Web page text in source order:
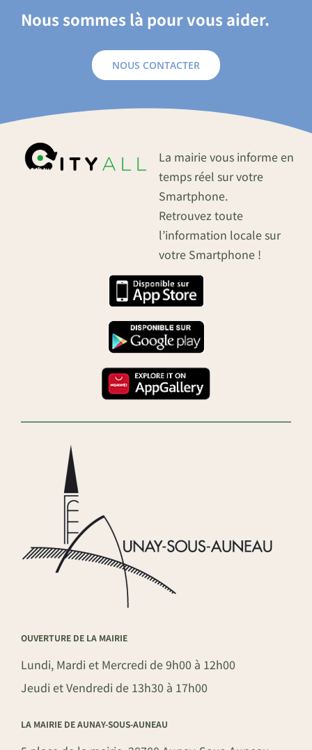
Nous sommes là pour vous aider.
NOUS CONTACTER
La mairie vous informe en
temps réel sur votre
Smartphone.
Retrouvez toute
l’information locale sur
votre Smartphone !
OUVERTURE DE LA MAIRIE
Lundi, Mardi et Mercredi de 9h00 à 12h00
Jeudi et Vendredi de 13h30 à 17h00
LA MAIRIE DE AUNAY-SOUS-AUNEAU